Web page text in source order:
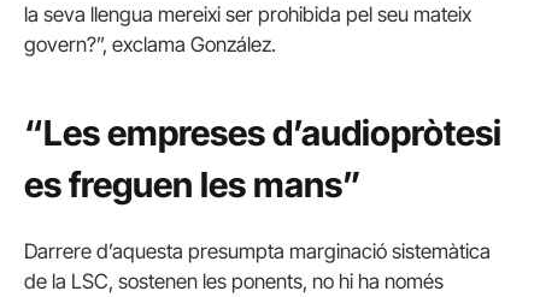
la seva llengua mereixi ser prohibida pel seu mateix
govern?”, exclama González.
“Les empreses d’audiopròtesi
es freguen les mans”
Darrere d’aquesta presumpta marginació sistemàtica
de la LSC, sostenen les ponents, no hi ha només